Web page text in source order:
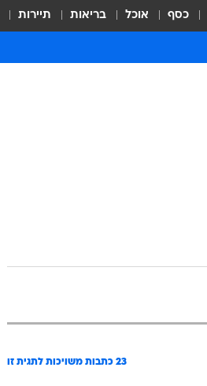
כסף אוכל בריאות תיירות
23 כתבות משויכות לתגית זו